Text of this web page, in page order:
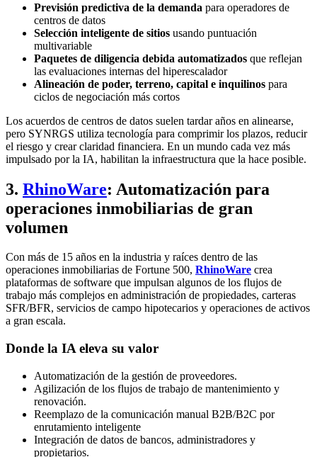
Previsión predictiva de la demanda para operadores de
centros de datos
Selección inteligente de sitios usando puntuación
multivariable
Paquetes de diligencia debida automatizados que reflejan
las evaluaciones internas del hiperescalador
Alineación de poder, terreno, capital e inquilinos para
ciclos de negociación más cortos
Los acuerdos de centros de datos suelen tardar años en alinearse,
pero SYNRGS utiliza tecnología para comprimir los plazos, reducir
el riesgo y crear claridad financiera. En un mundo cada vez más
impulsado por la IA, habilitan la infraestructura que la hace posible.
3. RhinoWare: Automatización para
operaciones inmobiliarias de gran
volumen
Con más de 15 años en la industria y raíces dentro de las
operaciones inmobiliarias de Fortune 500, RhinoWare crea
plataformas de software que impulsan algunos de los flujos de
trabajo más complejos en administración de propiedades, carteras
SFR/BFR, servicios de campo hipotecarios y operaciones de activos
a gran escala.
Donde la IA eleva su valor
Automatización de la gestión de proveedores.
Agilización de los flujos de trabajo de mantenimiento y
renovación.
Reemplazo de la comunicación manual B2B/B2C por
enrutamiento inteligente
Integración de datos de bancos, administradores y
propietarios.